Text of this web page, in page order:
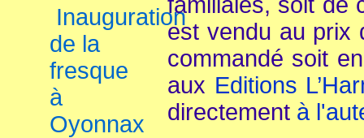
Inauguration
de la
fresque
à
Oyonnax
est vendu au prix
commandé soit
aux Editions
directement à